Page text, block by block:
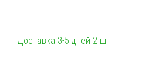
Доставка 3-5 дней 2 шт